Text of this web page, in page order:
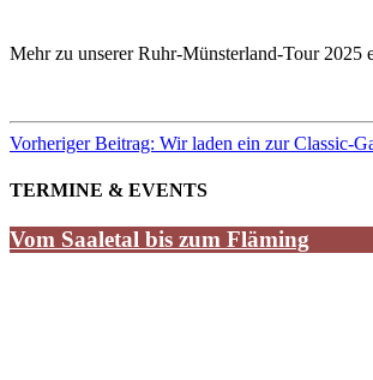
Mehr zu unserer Ruhr-Münsterland-Tour 2025
Vorheriger Beitrag: Wir laden ein zur Classic-
TERMINE & EVENTS
Vom Saaletal bis zum Fläming